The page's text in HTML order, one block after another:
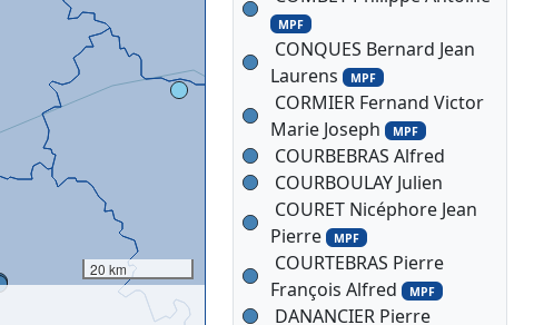
20 km
MPF
CONQUES Bernard Jean
Laurens MPF
CORMIER Fernand Victor
Marie Joseph MPF
COURBEBRAS Alfred
COURBOULAY Julien
COURET Nicéphore Jean
Pierre MPF
COURTEBRAS Pierre
François Alfred MPF
DANANCIER Pierre